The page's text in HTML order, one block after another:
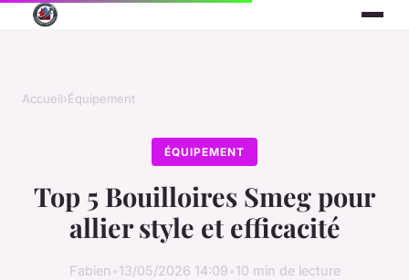
Accueil›Équipement
ÉQUIPEMENT
Top 5 Bouilloires Smeg pour
allier style et efficacité
Fabien 13/05/2026 14:09 10 min de lecture